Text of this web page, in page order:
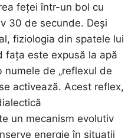
feței într-un bol cu
30 de secunde. Deși
fiziologia din spatele lui
fața este expusă la apă
de „reflexul de
activează. Acest reflex,
un mecanism evolutiv
energie în situații